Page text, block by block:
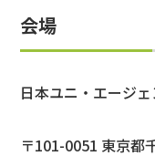
会場
日本ユニ・エージ
〒101-0051 東京都